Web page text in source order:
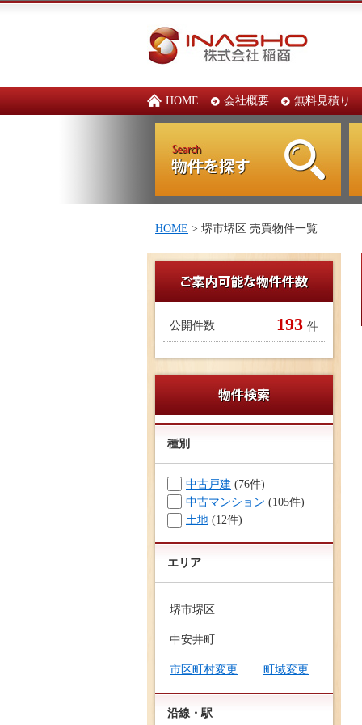
HOME 会社概要 無料見積り
HOME > 堺市堺区 売買物件一覧
公開件数 193 件
種別
中古戸建 (76件)
中古マンション (105件)
土地 (12件)
エリア
堺市堺区
中安井町
市区町村変更 町域変更
沿線・駅